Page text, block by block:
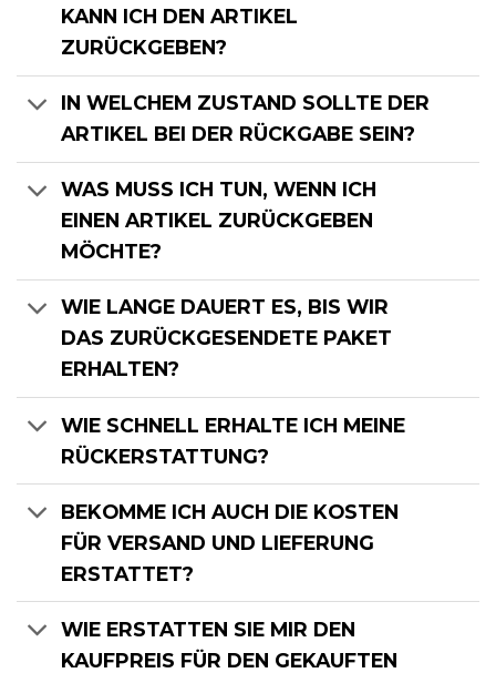
KANN ICH DEN ARTIKEL
ZURÜCKGEBEN?
IN WELCHEM ZUSTAND SOLLTE DER
ARTIKEL BEI DER RÜCKGABE SEIN?
WAS MUSS ICH TUN, WENN ICH
EINEN ARTIKEL ZURÜCKGEBEN
MÖCHTE?
WIE LANGE DAUERT ES, BIS WIR
DAS ZURÜCKGESENDETE PAKET
ERHALTEN?
WIE SCHNELL ERHALTE ICH MEINE
RÜCKERSTATTUNG?
BEKOMME ICH AUCH DIE KOSTEN
FÜR VERSAND UND LIEFERUNG
ERSTATTET?
WIE ERSTATTEN SIE MIR DEN
KAUFPREIS FÜR DEN GEKAUFTEN